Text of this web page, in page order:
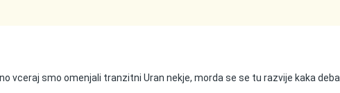
vceraj smo omenjali tranzitni Uran nekje, morda se se tu razvije kaka